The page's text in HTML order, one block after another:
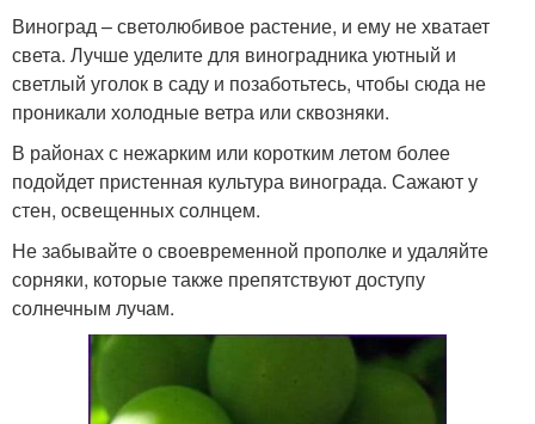
Виноград – светолюбивое растение, и ему не хватает
света. Лучше уделите для виноградника уютный и
светлый уголок в саду и позаботьтесь, чтобы сюда не
проникали холодные ветра или сквозняки.
В районах с нежарким или коротким летом более
подойдет пристенная культура винограда. Сажают у
стен, освещенных солнцем.
Не забывайте о своевременной прополке и удаляйте
сорняки, которые также препятствуют доступу
солнечным лучам.